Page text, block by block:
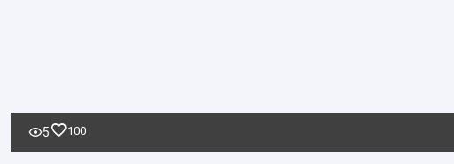
5 100